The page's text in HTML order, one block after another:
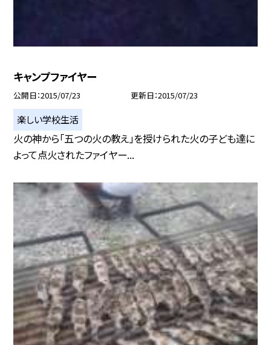
キャンプファイヤー
公開日 2015/07/23 更新日 2015/07/23
楽しい学校生活
火の神から「五つの火の教え」を授けられた火の子ども達に
よって点火されたファイヤー...